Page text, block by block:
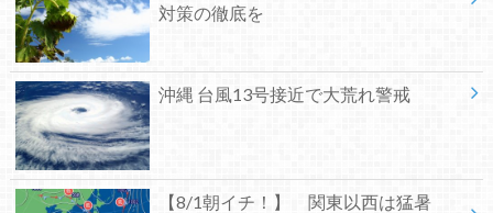
対策の徹底を
沖縄 台風13号接近で大荒れ警戒
【8/1朝イチ！】 関東以西は猛暑